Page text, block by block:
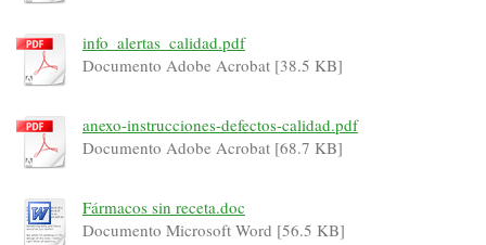
info_alertas_calidad.pdf
Documento Adobe Acrobat [38.5 KB]
anexo-instrucciones-defectos-calidad.pdf
Documento Adobe Acrobat [68.7 KB]
Fármacos sin receta.doc
Documento Microsoft Word [56.5 KB]